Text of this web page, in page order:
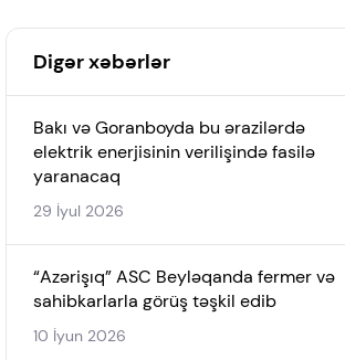
Digər xəbərlər
Bakı və Goranboyda bu ərazilərdə
elektrik enerjisinin verilişində fasilə
yaranacaq
29 İyul 2026
“Azərişıq” ASC Beyləqanda fermer və
sahibkarlarla görüş təşkil edib
10 İyun 2026